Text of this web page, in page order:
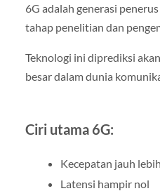
6G adalah generasi
tahap penelitian dan
Teknologi ini diprediksi
besar dalam dunia
Ciri utama 6G:
Kecepatan jauh
Latensi hampir nol